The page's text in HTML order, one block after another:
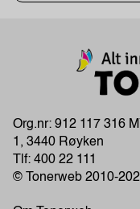
Org.nr: 912 117 316
1, 3440 Røyken
Tlf: 400 22 111
© Tonerweb 2010-